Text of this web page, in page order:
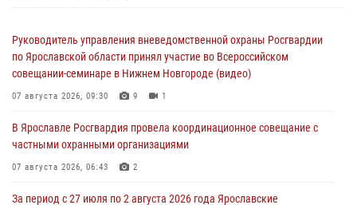
Руководитель управления вневедомственной охраны Росгвардии
по Ярославской области принял участие во Всероссийском
совещании-семинаре в Нижнем Новгороде (видео)
07 августа 2026, 09:30 9 1
В Ярославле Росгвардия провела координационное совещание с
частными охранными организациями
07 августа 2026, 06:43 2
За период с 27 июля по 2 августа 2026 года Ярославские